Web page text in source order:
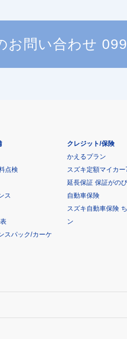
お問い合わせ
点検
ス
スパック/カーケ
クレジット/保険
かえるプラン
スズキ定額マイカー
延長保証 保証がの
自動車保険
スズキ自動車保険
ン